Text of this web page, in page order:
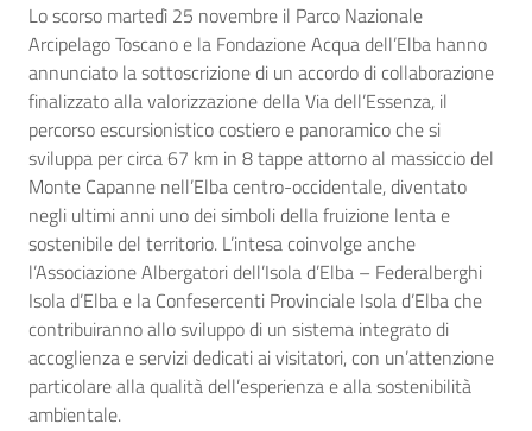
Lo scorso martedì 25 novembre il Parco Nazionale
Arcipelago Toscano e la Fondazione Acqua dell’Elba hanno
annunciato la sottoscrizione di un accordo di collaborazione
finalizzato alla valorizzazione della Via dell’Essenza, il
percorso escursionistico costiero e panoramico che si
sviluppa per circa 67 km in 8 tappe attorno al massiccio del
Monte Capanne nell’Elba centro-occidentale, diventato
negli ultimi anni uno dei simboli della fruizione lenta e
sostenibile del territorio. L’intesa coinvolge anche
l’Associazione Albergatori dell’Isola d’Elba – Federalberghi
Isola d’Elba e la Confesercenti Provinciale Isola d’Elba che
contribuiranno allo sviluppo di un sistema integrato di
accoglienza e servizi dedicati ai visitatori, con un’attenzione
particolare alla qualità dell’esperienza e alla sostenibilità
ambientale.